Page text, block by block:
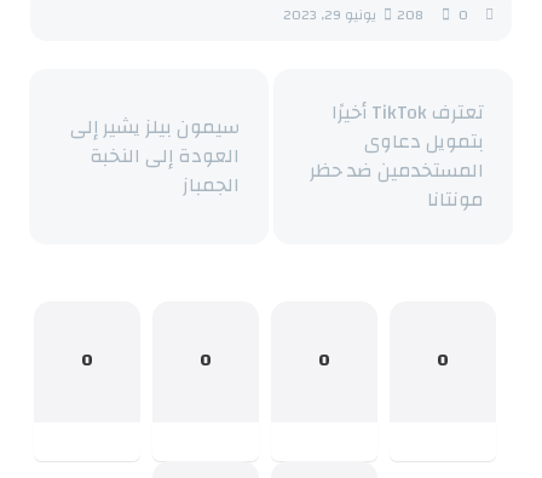
208 0 يونيو 29, 2023
سيمون بيلز يشير إلى
العودة إلى النخبة
الجمباز
تعترف TikTok أخيرًا
بتمويل دعاوى
المستخدمين ضد حظر
مونتانا
0
0
0
0